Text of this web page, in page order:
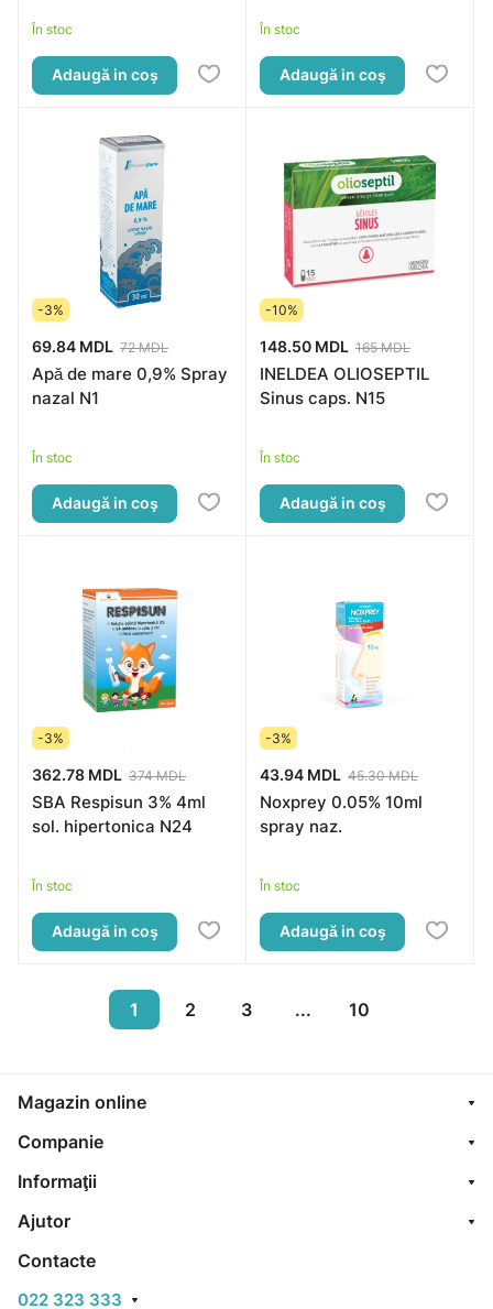
În stoc
Adaugă in coş
În stoc
Adaugă in coş
-3%
69.84 MDL 72 MDL
Apă de mare 0,9% Spray
nazal N1
În stoc
Adaugă in coş
-10%
148.50 MDL 165 MDL
INELDEA OLIOSEPTIL
Sinus caps. N15
În stoc
Adaugă in coş
-3%
362.78 MDL 374 MDL
SBA Respisun 3% 4ml
sol. hipertonica N24
În stoc
Adaugă in coş
-3%
43.94 MDL 45.30 MDL
Noxprey 0.05% 10ml
spray naz.
În stoc
Adaugă in coş
1 2 3 ... 10
Magazin online
Companie
Informaţii
Ajutor
Contacte
022 323 333